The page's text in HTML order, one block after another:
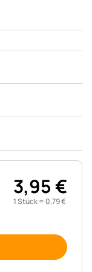
3,95€
1 Stück = 0,79€